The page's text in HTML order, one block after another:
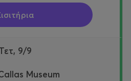
Τετ, 9/9
Museum